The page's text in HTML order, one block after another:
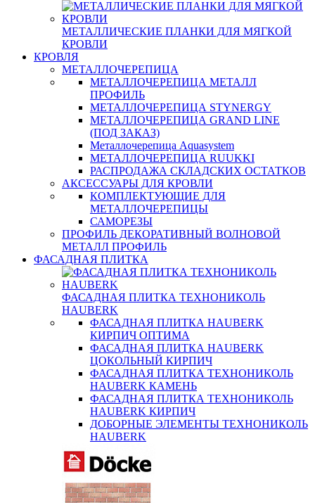
МЕТАЛЛИЧЕСКИЕ ПЛАНКИ ДЛЯ МЯГКОЙ
КРОВЛИ
КРОВЛЯ
МЕТАЛЛОЧЕРЕПИЦА
МЕТАЛЛОЧЕРЕПИЦА МЕТАЛЛ
ПРОФИЛЬ
МЕТАЛЛОЧЕРЕПИЦА STYNERGY
МЕТАЛЛОЧЕРЕПИЦА GRAND LINE
(ПОД ЗАКАЗ)
Металлочерепица Aquasystem
МЕТАЛЛОЧЕРЕПИЦА RUUKKI
РАСПРОДАЖА СКЛАДСКИХ ОСТАТКОВ
АКСЕССУАРЫ ДЛЯ КРОВЛИ
КОМПЛЕКТУЮЩИЕ ДЛЯ
МЕТАЛЛОЧЕРЕПИЦЫ
САМОРЕЗЫ
ПРОФИЛЬ ДЕКОРАТИВНЫЙ ВОЛНОВОЙ
МЕТАЛЛ ПРОФИЛЬ
ФАСАДНАЯ ПЛИТКА
ФАСАДНАЯ ПЛИТКА ТЕХНОНИКОЛЬ
HAUBERK
ФАСАДНАЯ ПЛИТКА HAUBERK
КИРПИЧ ОПТИМА
ФАСАДНАЯ ПЛИТКА HAUBERK
ЦОКОЛЬНЫЙ КИРПИЧ
ФАСАДНАЯ ПЛИТКА ТЕХНОНИКОЛЬ
HAUBERK КАМЕНЬ
ФАСАДНАЯ ПЛИТКА ТЕХНОНИКОЛЬ
HAUBERK КИРПИЧ
ДОБОРНЫЕ ЭЛЕМЕНТЫ ТЕХНОНИКОЛЬ
HAUBERK